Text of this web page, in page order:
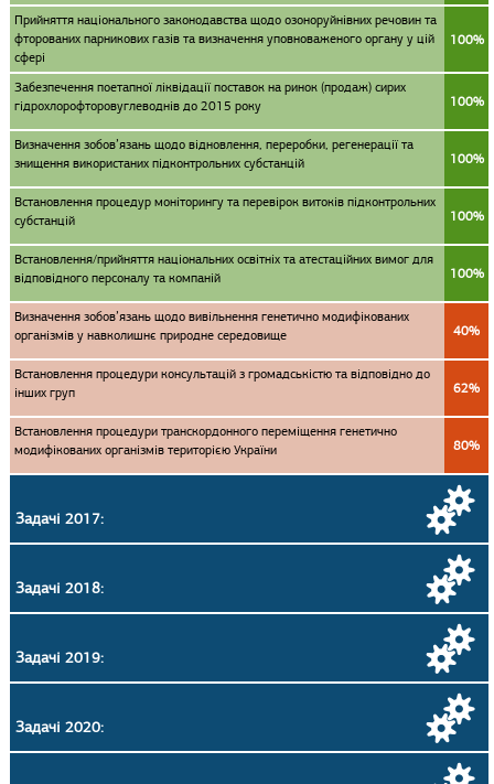
Прийняття національного законодавства щодо озоноруйнівних речовин та
фторованих парникових газів та визначення уповноваженого органу у цій
сфері
100%
Забезпечення поетапної ліквідації поставок на ринок (продаж) сирих
гідрохлорофторовуглеводнів до 2015 року
100%
Визначення зобов’язань щодо відновлення, переробки, регенерації та
знищення використаних підконтрольних субстанцій
100%
Встановлення процедур моніторингу та перевірок витоків підконтрольних
субстанцій
100%
Встановлення/прийняття національних освітніх та атестаційних вимог для
відповідного персоналу та компаній
100%
Визначення зобов’язань щодо вивільнення генетично модифікованих
організмів у навколишнє природне середовище
40%
Встановлення процедури консультацій з громадськістю та відповідно до
інших груп
62%
Встановлення процедури транскордонного переміщення генетично
модифікованих організмів територією України
80%
Задачі 2017:
Задачі 2018:
Задачі 2019:
Задачі 2020: